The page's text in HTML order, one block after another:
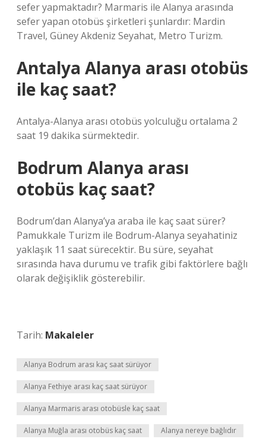
sefer yapmaktadır? Marmaris ile Alanya arasında
sefer yapan otobüs şirketleri şunlardır: Mardin
Travel, Güney Akdeniz Seyahat, Metro Turizm.
Antalya Alanya arası otobüs
ile kaç saat?
Antalya-Alanya arası otobüs yolculuğu ortalama 2
saat 19 dakika sürmektedir.
Bodrum Alanya arası
otobüs kaç saat?
Bodrum’dan Alanya’ya araba ile kaç saat sürer?
Pamukkale Turizm ile Bodrum-Alanya seyahatiniz
yaklaşık 11 saat sürecektir. Bu süre, seyahat
sırasında hava durumu ve trafik gibi faktörlere bağlı
olarak değişiklik gösterebilir.
Tarih: Makaleler
Alanya Bodrum arası kaç saat sürüyor
Alanya Fethiye arası kaç saat sürüyor
Alanya Marmaris arası otobüsle kaç saat
Alanya Muğla arası otobüs kaç saat Alanya nereye bağlıdır